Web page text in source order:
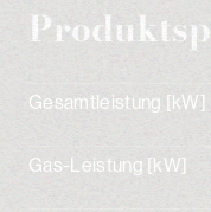
Gesamtleistung [kW]
Gas-Leistung [kW]